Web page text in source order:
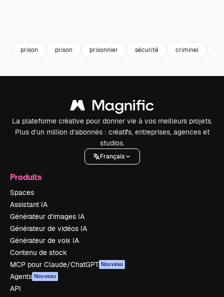
prison prison prisonnier sécurité criminel
La plateforme créative pour donner vie à vos meilleurs projets.
Plus d’un million d’abonnés : créatifs, entreprises, agences et
studios.
Français
Produits
Spaces
Assistant IA
Générateur d’images IA
Générateur de vidéos IA
Générateur de voix IA
Contenu de stock
MCP pour Claude/ChatGPT Nouveau
Agents Nouveau
API